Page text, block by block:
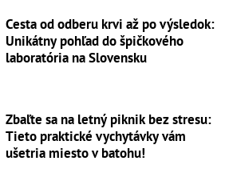
Cesta od odberu krvi až po výsledok:
Unikátny pohľad do špičkového
laboratória na Slovensku
Zbaľte sa na letný piknik bez stresu:
Tieto praktické vychytávky vám
ušetria miesto v batohu!